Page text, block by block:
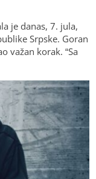
je danas, 7. jula,
Srpske. Goran
važan korak. “Sa